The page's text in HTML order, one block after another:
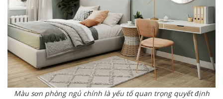
Màu sơn phòng ngủ chính là yếu tố quan trọng quyết định